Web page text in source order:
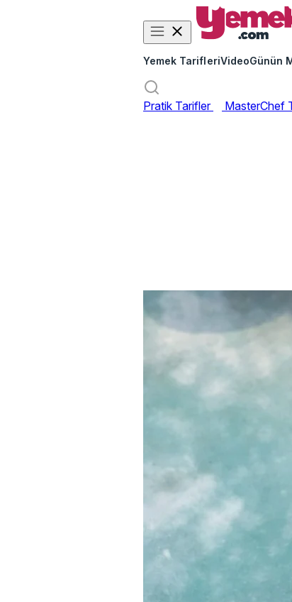
Yemek TarifleriVideoGünün
Pratik Tarifler MasterChef